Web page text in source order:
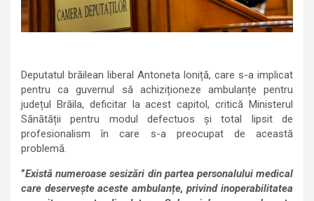
Deputatul brăilean liberal Antoneta Ioniță, care s-a implicat
pentru ca guvernul să achiziționeze ambulanțe pentru
județul Brăila, deficitar la acest capitol, critică Ministerul
Sănătății pentru modul defectuos și total lipsit de
profesionalism în care s-a preocupat de această
problemă.
”Există numeroase sesizări din partea personalului medical
care deservește aceste ambulanțe, privind inoperabilitatea